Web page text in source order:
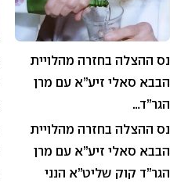
נס ההצלה בחזרה מהלויית
הבבא סאלי זיע”א עם מרן
הגר”ד…
נס ההצלה בחזרה מהלויית
הבבא סאלי זיע”א עם מרן
הגר”ד קוק שליט”א הנני